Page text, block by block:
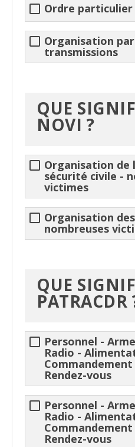
Ordre
Organisation
transmissions
QUE
NOVI ?
Organisation de
sécurité civile -
victimes
Organisation
nombreuses
QUE
PATRACDR
Personnel -
Radio -
Rendez-vous
Personnel -
Radio -
Rendez-vous